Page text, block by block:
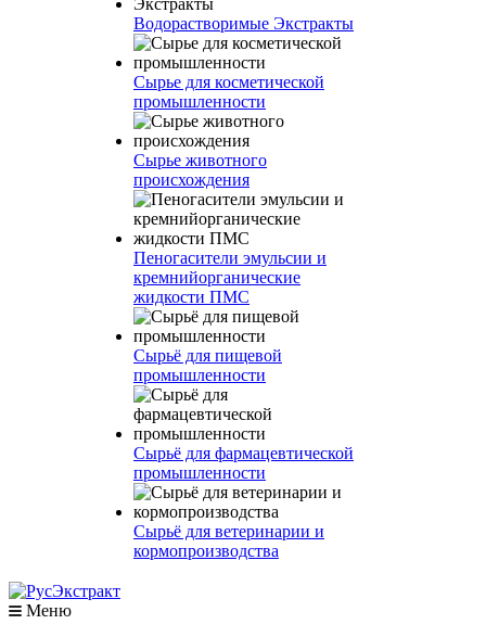
Водорастворимые Экстракты
Сырье для косметической
промышленности
Сырье животного
происхождения
Пеногасители эмульсии и
кремнийорганические
жидкости ПМС
Сырьё для пищевой
промышленности
Сырьё для фармацевтической
промышленности
Сырьё для ветеринарии и
кормопроизводства
Меню